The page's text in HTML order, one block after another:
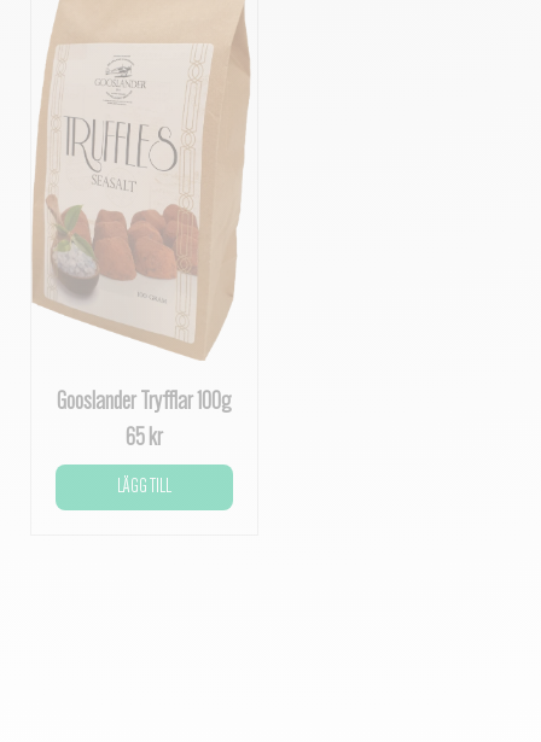
Gooslander Tryfflar 100g
65 kr
LÄGG TILL